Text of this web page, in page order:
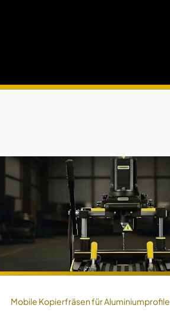
Mobile Kopierfräsen für Aluminiumprofile